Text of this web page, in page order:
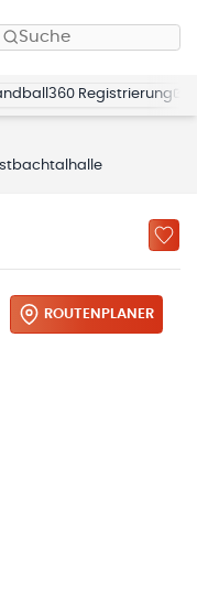
Suche
Registrierung
ROUTENPLANER